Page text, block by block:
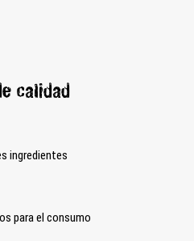
calidad
ingredientes
para el consumo